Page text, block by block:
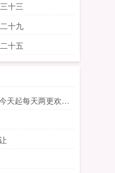
十三
十九
十五
天起每天两更欢迎